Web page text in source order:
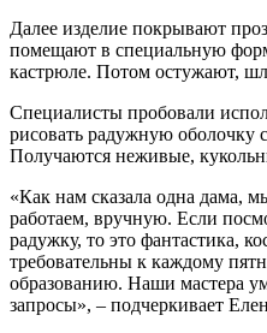
Далее изделие покрывают
помещают в специальную
кастрюле. Потом остужают,
Специалисты пробовали
рисовать радужную оболочку
Получаются неживые,
«Как нам сказала одна дама,
работаем, вручную. Если
радужку, то это фантастика,
требовательны к каждому
образованию. Наши мастера
запросы», – подчеркивает